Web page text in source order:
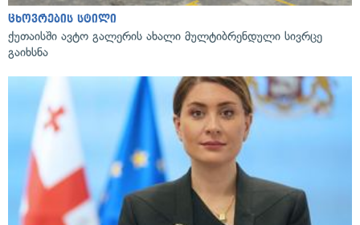
ცხოვრების სტილი
ქუთაისში ავტო გალერის ახალი მულტიბრენდული სივრცე
გაიხსნა